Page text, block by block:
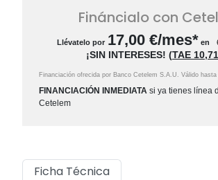
Fináncialo con
Llévatelo por 17,00 €/mes* en
¡SIN INTERESES! (TAE
Financiación ofrecida por Banco Cetelem S.A.U. Válido hasta
FINANCIACIÓN INMEDIATA si ya tienes línea
Cetelem
Ficha Técnica